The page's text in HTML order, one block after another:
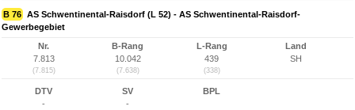
B 76 AS Schwentinental-Raisdorf (L 52) - AS Schwentinental-Raisdorf-
Gewerbegebiet
Nr.
7.813
(7.815)
B-Rang
10.042
(7.638)
L-Rang
439
(338)
Land
SH
DTV
-
SV
-
BPL